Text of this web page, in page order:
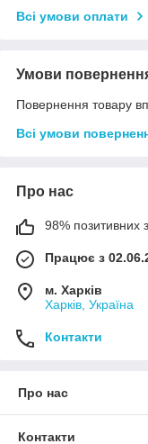
Всі умови оплати
Умови
Повернення товару
Всі умови
Про нас
98% позитивних з
Працює з
м. Харків
Харків, Україна
Контакти
Про нас
Контакти